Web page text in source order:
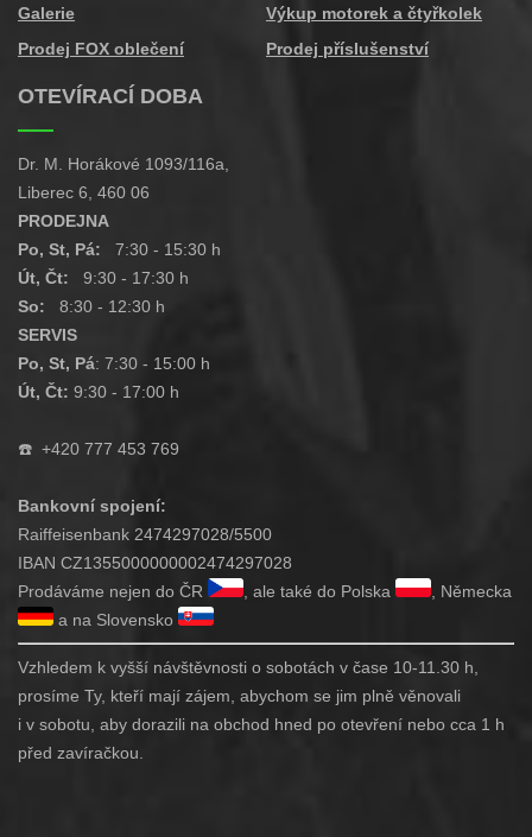
Galerie
Výkup motorek a čtyřkolek
Prodej FOX oblečení
Prodej příslušenství
OTEVÍRACÍ DOBA
Dr. M. Horákové 1093/116a,
Liberec 6, 460 06
PRODEJNA
Po, St, Pá:
7:30 - 15:30 h
Út, Čt: 9:30 - 17:30 h
So: 8:30 - 12:30 h
SERVIS
Po, St, Pá: 7:30 - 15:00 h
Út, Čt: 9:30 - 17:00 h
☎️ +420 777 453 769
Bankovní spojení:
Raiffeisenbank 2474297028/5500
IBAN CZ1355000000002474297028
Prodáváme nejen do ČR
, ale také do Polska
, Německa
a na Slovensko
Vzhledem k vyšší návštěvnosti o sobotách v čase 10-11.30 h,
prosíme Ty, kteří mají zájem, abychom se jim plně věnovali
i v sobotu, aby dorazili na obchod hned po otevření nebo cca 1 h
před zavíračkou.